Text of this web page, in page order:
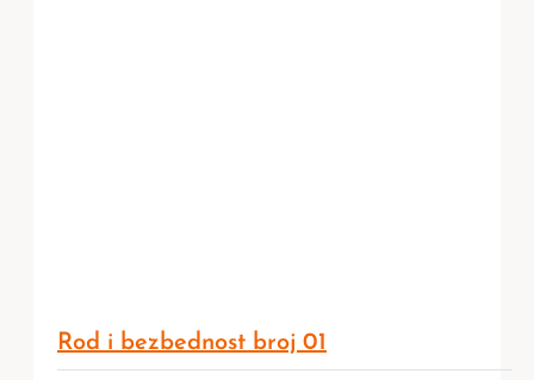
Rod i bezbednost broj 01